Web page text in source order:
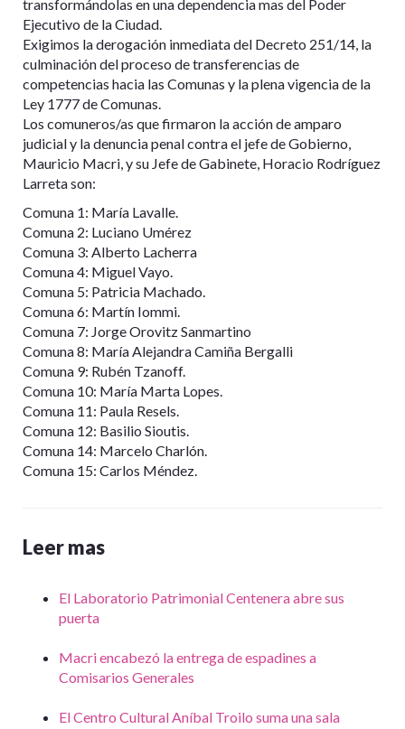
transformándolas en una dependencia mas del Poder
Ejecutivo de la Ciudad.
Exigimos la derogación inmediata del Decreto 251/14, la
culminación del proceso de transferencias de
competencias hacia las Comunas y la plena vigencia de la
Ley 1777 de Comunas.
Los comuneros/as que firmaron la acción de amparo
judicial y la denuncia penal contra el jefe de Gobierno,
Mauricio Macri, y su Jefe de Gabinete, Horacio Rodríguez
Larreta son:
Comuna 1: María Lavalle.
Comuna 2: Luciano Umérez
Comuna 3: Alberto Lacherra
Comuna 4: Miguel Vayo.
Comuna 5: Patricia Machado.
Comuna 6: Martín Iommi.
Comuna 7: Jorge Orovitz Sanmartino
Comuna 8: María Alejandra Camiña Bergalli
Comuna 9: Rubén Tzanoff.
Comuna 10: María Marta Lopes.
Comuna 11: Paula Resels.
Comuna 12: Basilio Sioutis.
Comuna 14: Marcelo Charlón.
Comuna 15: Carlos Méndez.
Leer mas
El Laboratorio Patrimonial Centenera abre sus
puerta
Macri encabezó la entrega de espadines a
Comisarios Generales
El Centro Cultural Aníbal Troilo suma una sala